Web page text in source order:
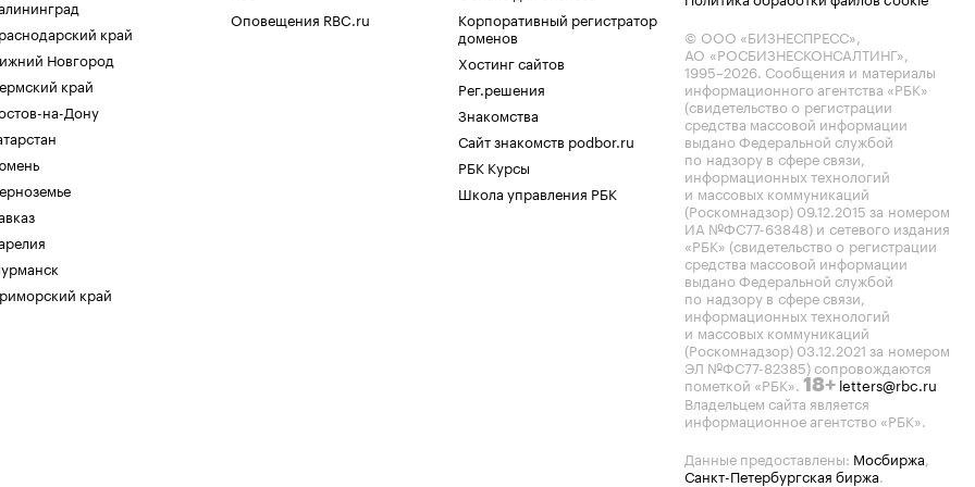
край
Новгород
край
на-Дону
край
Оповещения RBC.ru
Корпоративный регистратор
доменов
Хостинг сайтов
Рег.решения
Знакомства
Сайт знакомств podbor.ru
РБК Курсы
Школа управления РБК
© ООО «БИЗНЕСПРЕСС»,
АО «РОСБИЗНЕСКОНСАЛТИНГ»,
1995–2026. Сообщения и материалы
информационного агентства «РБК»
(свидетельство о регистрации
средства массовой информации
выдано Федеральной службой
по надзору в сфере связи,
информационных технологий
и массовых коммуникаций
(Роскомнадзор) 09.12.2015 за номером
ИА №ФС77-63848) и сетевого издания
«РБК» (свидетельство о регистрации
средства массовой информации
выдано Федеральной службой
по надзору в сфере связи,
информационных технологий
и массовых коммуникаций
(Роскомнадзор) 03.12.2021 за номером
ЭЛ №ФС77-82385) сопровождаются
пометкой «РБК». 18+ letters@rbc.ru
Владельцем сайта является
информационное агентство «РБК».
Данные предоставлены: Мосбиржа,
Санкт-Петербургская биржа.